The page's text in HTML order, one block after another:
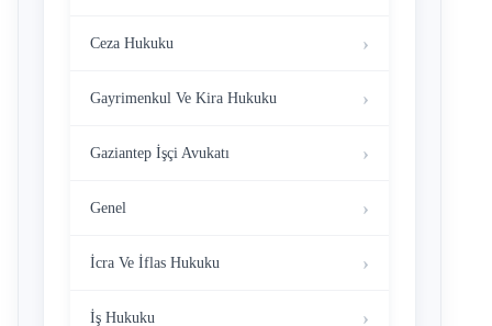
Ceza Hukuku
Gayrimenkul Ve Kira Hukuku
Gaziantep İşçi Avukatı
Genel
İcra Ve İflas Hukuku
İş Hukuku